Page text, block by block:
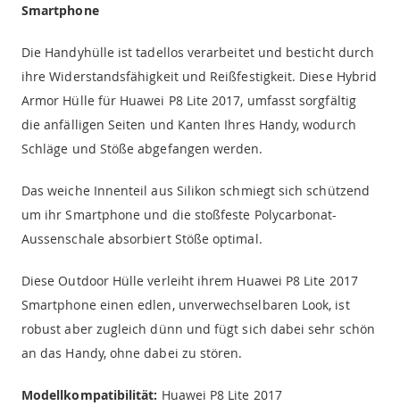
Smartphone
Die Handyhülle ist tadellos verarbeitet und besticht durch
ihre Widerstandsfähigkeit und Reißfestigkeit. Diese Hybrid
Armor Hülle für Huawei P8 Lite 2017, umfasst sorgfältig
die anfälligen Seiten und Kanten Ihres Handy, wodurch
Schläge und Stöße abgefangen werden.
Das weiche Innenteil aus Silikon schmiegt sich schützend
um ihr Smartphone und die stoßfeste Polycarbonat-
Aussenschale absorbiert Stöße optimal.
Diese Outdoor Hülle verleiht ihrem Huawei P8 Lite 2017
Smartphone einen edlen, unverwechselbaren Look, ist
robust aber zugleich dünn und fügt sich dabei sehr schön
an das Handy, ohne dabei zu stören.
Modellkompatibilität: Huawei P8 Lite 2017